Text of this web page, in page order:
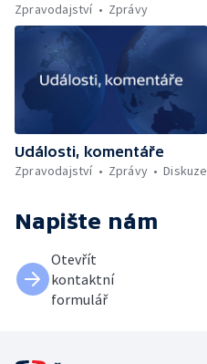
Zpravodajství
Zprávy
Události, komentáře
Zpravodajství
Zprávy Diskuze
Napište nám
Otevřít
kontaktní
formulář